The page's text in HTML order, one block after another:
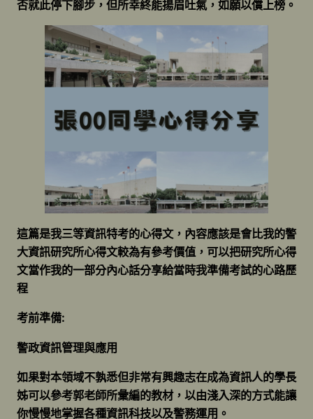
否就此停下腳步，但所幸終能揚眉吐氣，如願以償上榜。
這篇是我三等資訊特考的心得文，內容應該是會比我的警
大資訊研究所心得文較為有參考價值，可以把研究所心得
文當作我的一部分內心話分享給當時我準備考試的心路歷
程
考前準備:
警政資訊管理與應用
如果對本領域不孰悉但非常有興趣志在成為資訊人的學長
姊可以參考郭老師所彙編的教材，以由淺入深的方式能讓
你慢慢地掌握各種資訊科技以及警務運用。